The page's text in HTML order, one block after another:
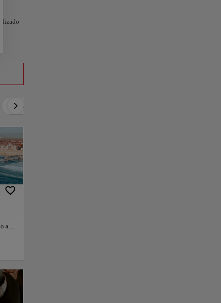
Activo
a